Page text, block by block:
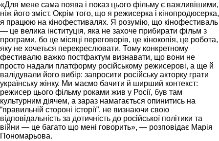
«Для мене сама поява і показ цього фільму є важливішими,
ніж його зміст. Окрім того, що я режисерка і кінопродюсерка,
я працюю на кінофестивалях. Я розумію, що кінофестиваль
— це велика інституція, яка не захоче прибирати фільм з
програми, бо це місяці переговорів, це кінокопія, це робота,
яку не хочеться перекреслювати. Тому конкретному
фестивалю важко постфактум визнавати, що вони не
просто надали платформу російському режисерові, а ще й
валідували його вибір: запросити російську акторку грати
українську жінку. Ми маємо бачити й ширший контекст:
режисер цього фільму роками жив у Росії, був там
культурним діячем, а зараз намагається опинитись на
“правильній стороні історії”, не визнаючи свою
відповідальність за дотичність до російської політики та
війни — це багато що мені говорить», — розповідає Марія
Пономарьова.